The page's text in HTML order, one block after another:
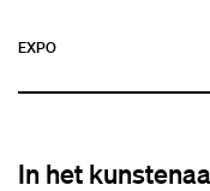
EXPO
In het